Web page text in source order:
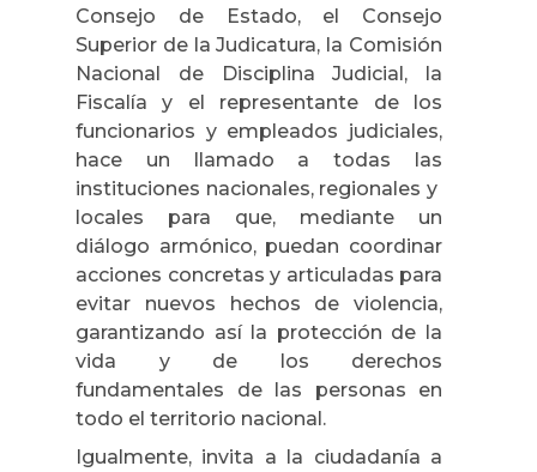
Consejo de Estado, el Consejo
Superior de la Judicatura, la Comisión
Nacional de Disciplina Judicial, la
Fiscalía y el representante de los
funcionarios y empleados judiciales,
hace un llamado a todas las
instituciones nacionales, regionales y
locales para que, mediante un
diálogo armónico, puedan coordinar
acciones concretas y articuladas para
evitar nuevos hechos de violencia,
garantizando así la protección de la
vida y de los derechos
fundamentales de las personas en
todo el territorio nacional.
Igualmente, invita a la ciudadanía a